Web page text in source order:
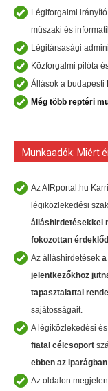
Légiforgalmi
műszaki és
Légitársasági
Közforgalmi pilóta
Állások a budapesti
Még több reptéri
Munkaadók: Miért
Az AIRportal.hu
légiközlekedési
álláshirdetésekkel
fokozottan
Az álláshirdetések
jelentkezőkhöz
tapasztalattal
sajátosságait.
A légiközlekedési
fiatal célcsoport
ebben az
Az oldalon